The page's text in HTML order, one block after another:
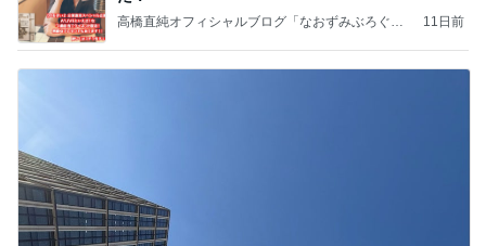
高橋直純オフィシャルブログ「なおずみぶろぐ」
11日前